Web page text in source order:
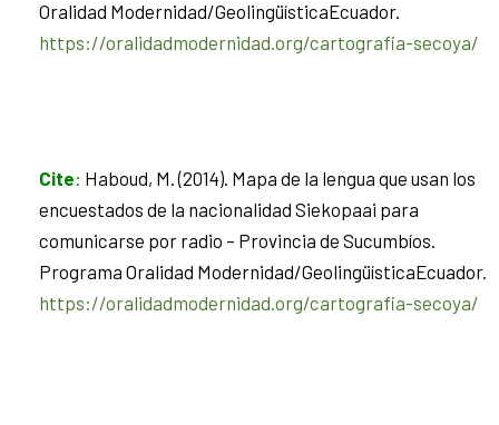
Oralidad Modernidad/GeolingüísticaEcuador.
https://oralidadmodernidad.org/cartografia-secoya/
Cite: Haboud, M. (2014). Mapa de la lengua que usan los
encuestados de la nacionalidad Siekopaai para
comunicarse por radio – Provincia de Sucumbíos.
Programa Oralidad Modernidad/GeolingüísticaEcuador.
https://oralidadmodernidad.org/cartografia-secoya/